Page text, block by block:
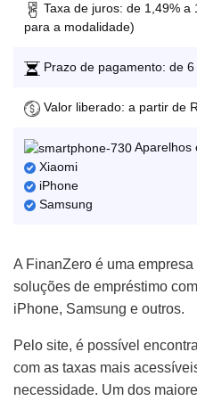
Taxa de juros: de 1,49%
para a modalidade)
Prazo de pagamento: de
Valor liberado: a partir de
Aparelhos
Xiaomi
iPhone
Samsung
A FinanZero é uma
soluções de empréstimo
iPhone, Samsung e outros.
Pelo site, é possível
com as taxas mais
necessidade. Um dos